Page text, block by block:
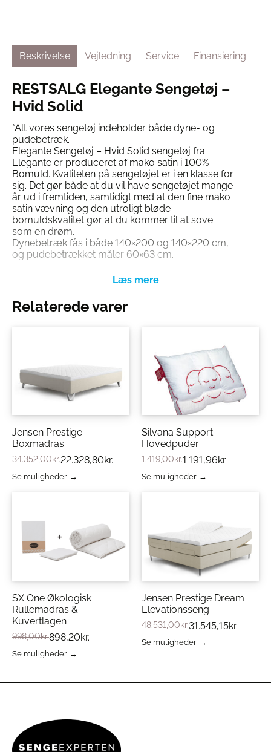
Beskrivelse Vejledning Service Finansiering
RESTSALG Elegante Sengetøj –
Hvid Solid
*Alt vores sengetøj indeholder både dyne- og
pudebetræk.
Elegante Sengetøj – Hvid Solid sengetøj fra
Elegante er produceret af mako satin i 100%
Bomuld. Kvaliteten på sengetøjet er i en klasse for
sig. Det gør både at du vil have sengetøjet mange
år ud i fremtiden, samtidigt med at den fine mako
satin vævning og den utroligt bløde
bomuldskvalitet gør at du kommer til at sove
som en drøm.
Dynebetræk fås i både 140×200 og 140×220 cm,
og pudebetrækket måler 60×63 cm.
vaske ved 40°C, da det er dokumenteret, at vask
som ved de høje temperaturer. Tåler tørretumbler
ved medium varme.
Relaterede varer
Jensen Prestige
Boxmadras
34.352,00kr.22.328,80kr.
Se muligheder
flere
Mulighederne
kan
Silvana Support
Hovedpuder
1.419,00kr.1.191,96kr.
Se muligheder
varianter.
Mulighederne
kan
vælges
SX One Økologisk
Rullemadras &
Kuvertlagen
998,00kr.898,20kr.
Se muligheder
har
Mulighederne
kan
vælges
Jensen Prestige Dream
Elevationsseng
48.531,00kr.31.545,15kr.
Se muligheder
flere